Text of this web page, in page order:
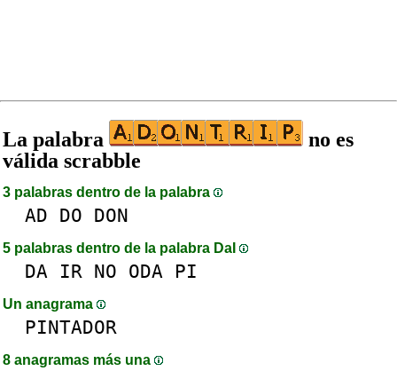
La palabra
no es
válida scrabble
3 palabras dentro de la palabra
AD DO DON
5 palabras dentro de la palabra DaI
DA IR NO ODA PI
Un anagrama
PINTADOR
8 anagramas más una